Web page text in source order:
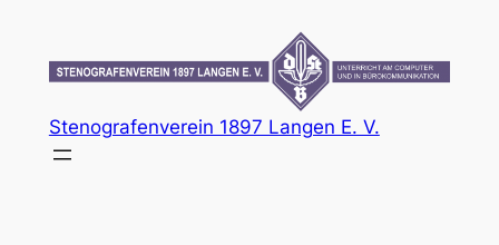
springen
Stenografenverein 1897 Langen E. V.